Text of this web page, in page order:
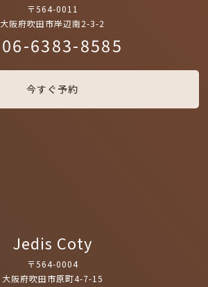
〒564-0011
大阪府吹田市岸辺南2-3-2
06-6383-8585
今すぐ予約
Jedis Coty
〒564-0004
大阪府吹田市原町4-7-15